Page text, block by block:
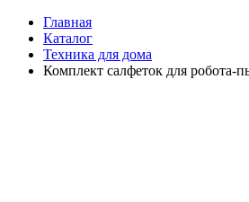
Главная
Каталог
Техника для дома
Комплект салфеток для робота-